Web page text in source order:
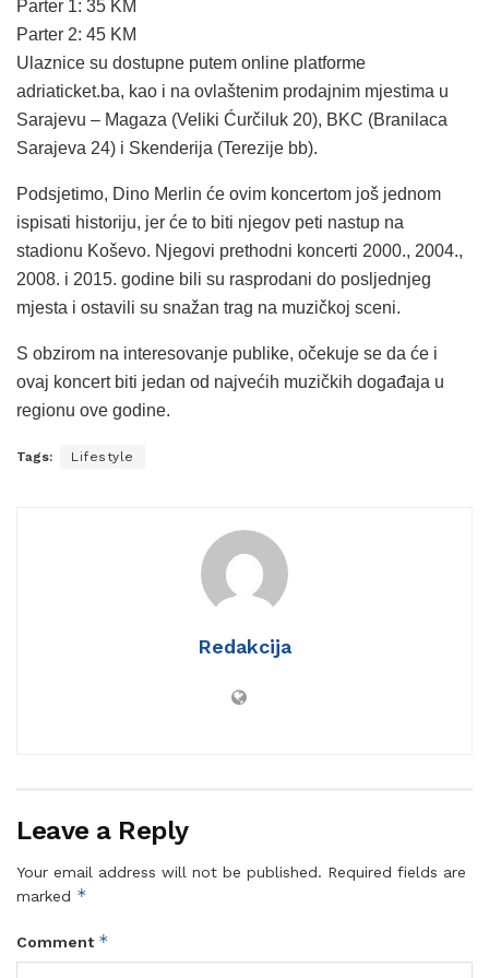
Parter 1: 35 KM
Parter 2: 45 KM
Ulaznice su dostupne putem online platforme
adriaticket.ba, kao i na ovlaštenim prodajnim mjestima u
Sarajevu – Magaza (Veliki Ćurčiluk 20), BKC (Branilaca
Sarajeva 24) i Skenderija (Terezije bb).
Podsjetimo, Dino Merlin će ovim koncertom još jednom
ispisati historiju, jer će to biti njegov peti nastup na
stadionu Koševo. Njegovi prethodni koncerti 2000., 2004.,
2008. i 2015. godine bili su rasprodani do posljednjeg
mjesta i ostavili su snažan trag na muzičkoj sceni.
S obzirom na interesovanje publike, očekuje se da će i
ovaj koncert biti jedan od najvećih muzičkih događaja u
regionu ove godine.
Tags: Lifestyle
Redakcija
Leave a Reply
Your email address will not be published. Required fields are
marked *
Comment *